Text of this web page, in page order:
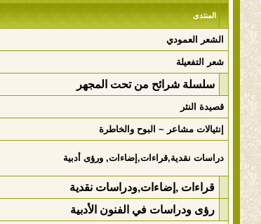
المنتدى
الشعر العمودي
شعر التفعيلة
سلسلة شرائح من تحت المجهر
قصيدة النثر
إنثيالات مشاعر ~ البوح والخاطرة
دراسات نقدية,قراءات,إضاءات, ورؤى أدبية
قراءات ,إضاءات,ودراسات نقدية
رؤى ودراسات في الفنون الأدبية